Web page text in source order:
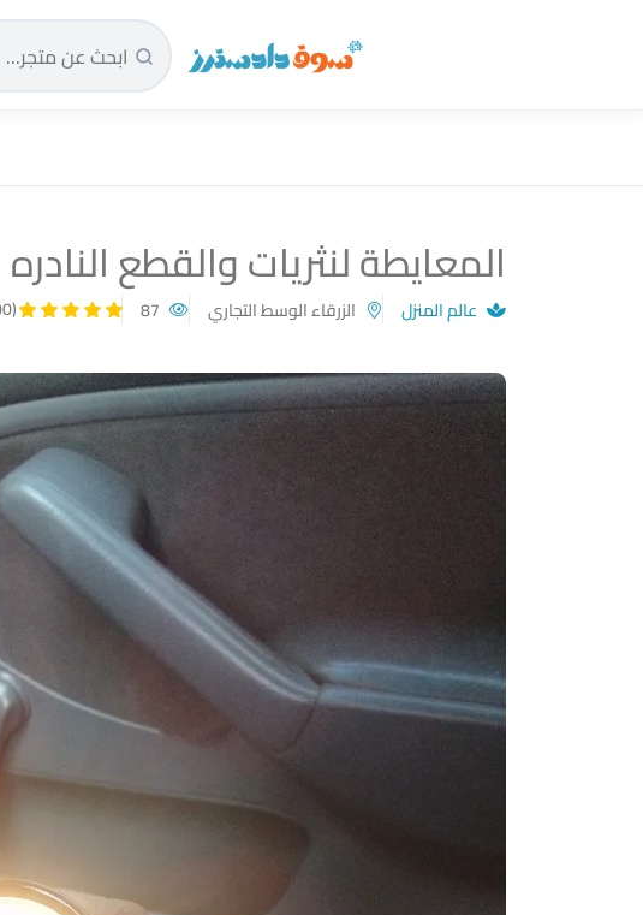
سوق دادسترز الرئيسية
المعايطة لنثريات والقطع النادره
عالم المنزل الزرقاء الوسط التجاري (5.00)